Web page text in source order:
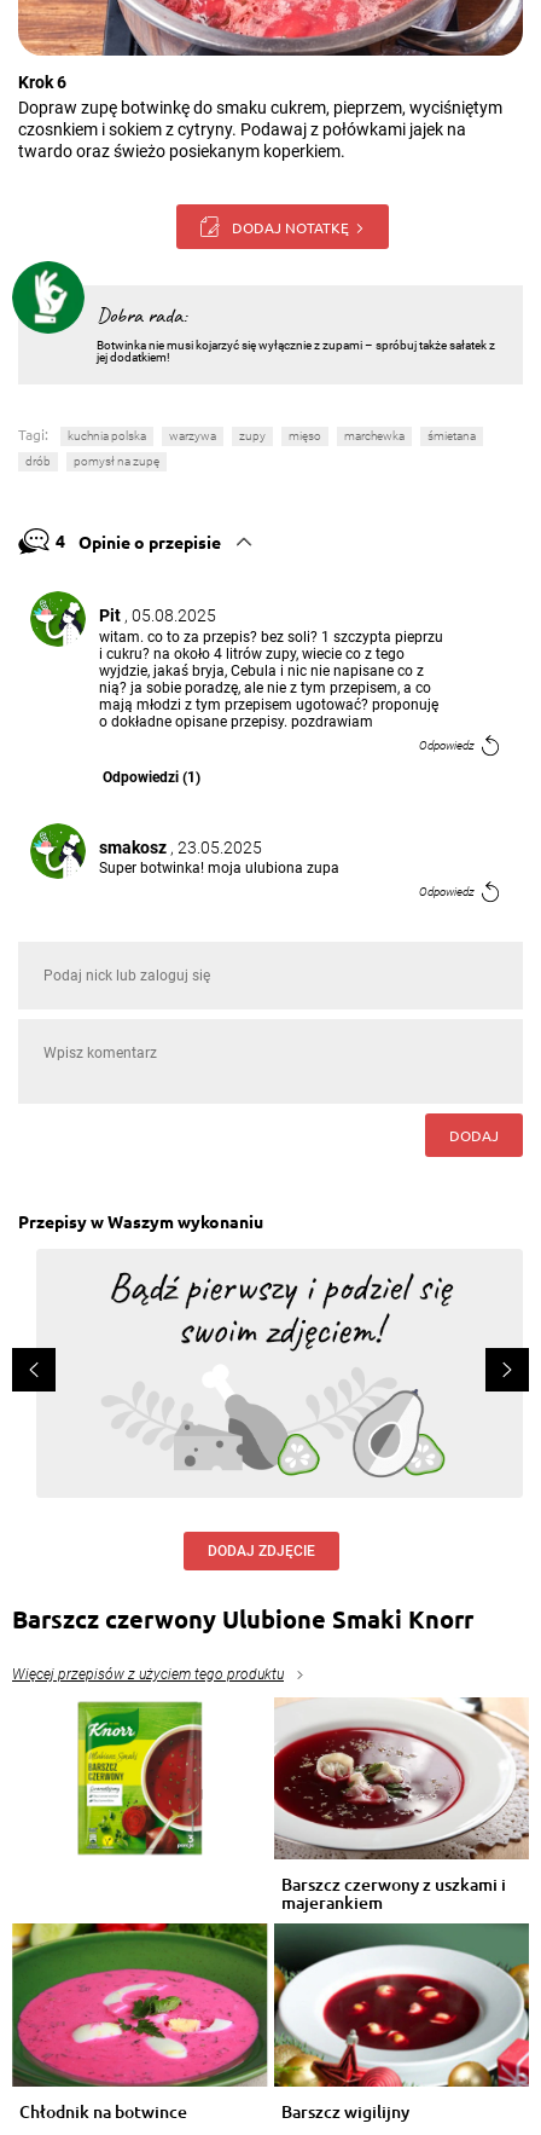
Krok 6
Dopraw zupę botwinkę do smaku cukrem, pieprzem, wyciśniętym
czosnkiem i sokiem z cytryny. Podawaj z połówkami jajek na
twardo oraz świeżo posiekanym koperkiem.
DODAJ NOTATKĘ
Dobra rada:
Botwinka nie musi kojarzyć się wyłącznie z zupami – spróbuj także sałatek z
jej dodatkiem!
Tagi: kuchnia polska warzywa zupy mięso marchewka
śmietana
drób
pomysł na zupę
4 Opinie o przepisie
Pit , 05.08.2025
witam. co to za przepis? bez soli? 1 szczypta pieprzu
i cukru? na około 4 litrów zupy, wiecie co z tego
wyjdzie, jakaś bryja, Cebula i nic nie napisane co z
nią? ja sobie poradzę, ale nie z tym przepisem, a co
mają młodzi z tym przepisem ugotować? proponuję
o dokładne opisane przepisy. pozdrawiam
Odpowiedz
Odpowiedzi (1)
smakosz , 23.05.2025
Super botwinka! moja ulubiona zupa
Odpowiedz
Krysia, 23.08.2022
Botwinka to moja ulubiona zupa.
DODAJ
Przepisy w Waszym wykonaniu
DODAJ ZDJĘCIE
Barszcz czerwony Ulubione Smaki Knorr
Więcej przepisów z użyciem tego produktu
Barszcz czerwony z uszkami i
majerankiem
Chłodnik na botwince Barszcz wigilijny